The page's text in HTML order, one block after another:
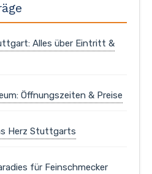
Alles über Eintritt &
Öffnungszeiten & Preise
Herz Stuttgarts
für Feinschmecker